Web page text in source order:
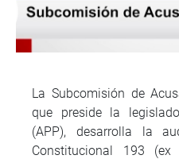
La Subcomisión de
que preside la
(APP), desarrolla la
Constitucional 193